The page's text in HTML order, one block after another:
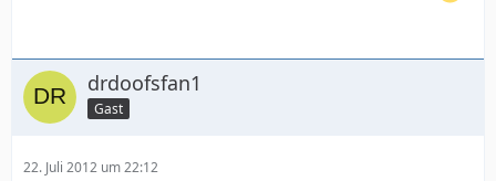
drdoofsfan1
Gast
22. Juli 2012 um 22:12